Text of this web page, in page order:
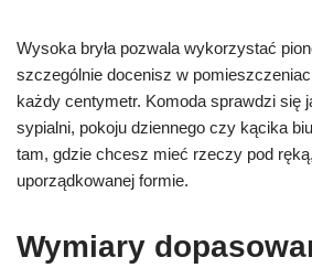
Wysoka bryła pozwala wykorzystać
szczególnie docenisz w
każdy centymetr. Komoda sprawdzi się
sypialni, pokoju dziennego czy kącika
tam, gdzie chcesz mieć rzeczy pod
uporządkowanej formie.
Wymiary